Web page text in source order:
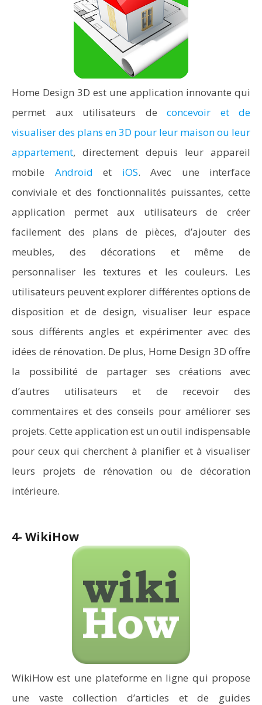
Home Design 3D est une application innovante qui
permet aux utilisateurs de concevoir et de
visualiser des plans en 3D pour leur maison ou leur
appartement, directement depuis leur appareil
mobile Android et iOS. Avec une interface
conviviale et des fonctionnalités puissantes, cette
application permet aux utilisateurs de créer
facilement des plans de pièces, d’ajouter des
meubles, des décorations et même de
personnaliser les textures et les couleurs. Les
utilisateurs peuvent explorer différentes options de
disposition et de design, visualiser leur espace
sous différents angles et expérimenter avec des
idées de rénovation. De plus, Home Design 3D offre
la possibilité de partager ses créations avec
d’autres utilisateurs et de recevoir des
commentaires et des conseils pour améliorer ses
projets. Cette application est un outil indispensable
pour ceux qui cherchent à planifier et à visualiser
leurs projets de rénovation ou de décoration
intérieure.
4- WikiHow
WikiHow est une plateforme en ligne qui propose
une vaste collection d’articles et de guides